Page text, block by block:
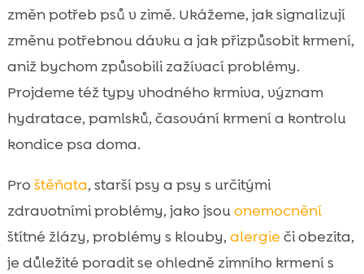
 Praktická kontrola kondice: jak doma
sledovat, zda dávka sedí

CricksyDog v zimě: hypoalergenní krmivo a
režimu
Zimní prostředí a bezpečnost: tlapky, sůl,
oblečky a jejich vliv na výdej energie
změn potřeb psů v zimě. Ukážeme, jak signalizují
změnu potřebnou dávku a jak přizpůsobit krmení,
aniž bychom způsobili zažívací problémy.
Projdeme též typy vhodného krmiva, význam
hydratace, pamlsků, časování krmení a kontrolu
kondice psa doma.
Pro štěňata, starší psy a psy s určitými
zdravotními problémy, jako jsouonemocnění
štítné žlázy, problémy s klouby, alergie či obezita,
je důležité poradit se ohledně zimního krmení s